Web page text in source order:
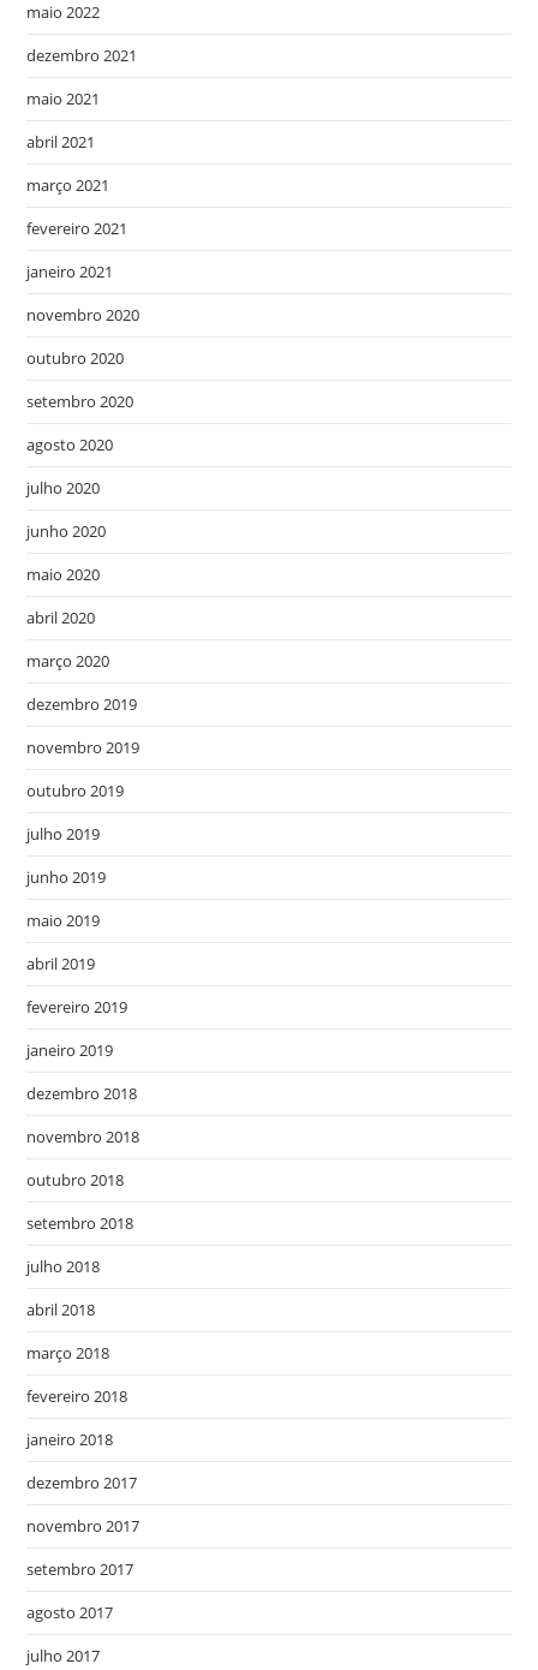
maio 2022
dezembro 2021
maio 2021
abril 2021
março 2021
fevereiro 2021
janeiro 2021
novembro 2020
outubro 2020
setembro 2020
agosto 2020
julho 2020
junho 2020
maio 2020
abril 2020
março 2020
dezembro 2019
novembro 2019
outubro 2019
julho 2019
junho 2019
maio 2019
abril 2019
fevereiro 2019
janeiro 2019
dezembro 2018
novembro 2018
outubro 2018
setembro 2018
julho 2018
abril 2018
março 2018
fevereiro 2018
janeiro 2018
dezembro 2017
novembro 2017
setembro 2017
agosto 2017
julho 2017